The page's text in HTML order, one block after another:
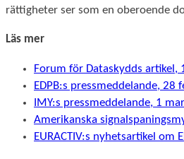
rättigheter ser som en oberoende
Läs mer
Forum för Dataskydds artikel,
EDPB:s pressmeddelande, 28
IMY:s pressmeddelande, 1
Amerikanska
EURACTIV:s nyhetsartikel om
baserat på
hemsidan
Upplevelse
För att vår
hemsida ska